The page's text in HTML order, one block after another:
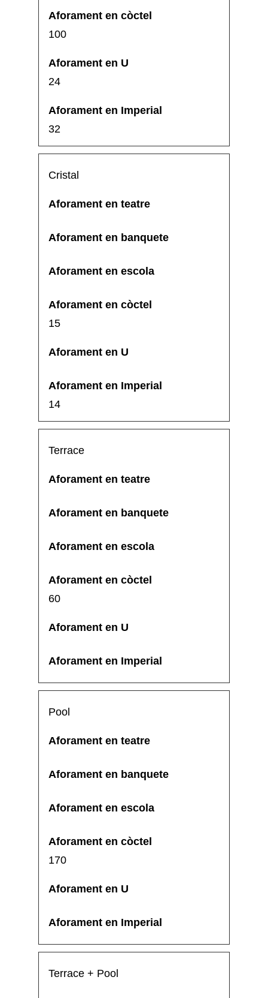
100
24
32
Cristal
15
14
Terrace
60
Pool
170
Terrace + Pool